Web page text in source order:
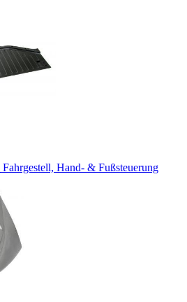
Hand- & Fußsteuerung